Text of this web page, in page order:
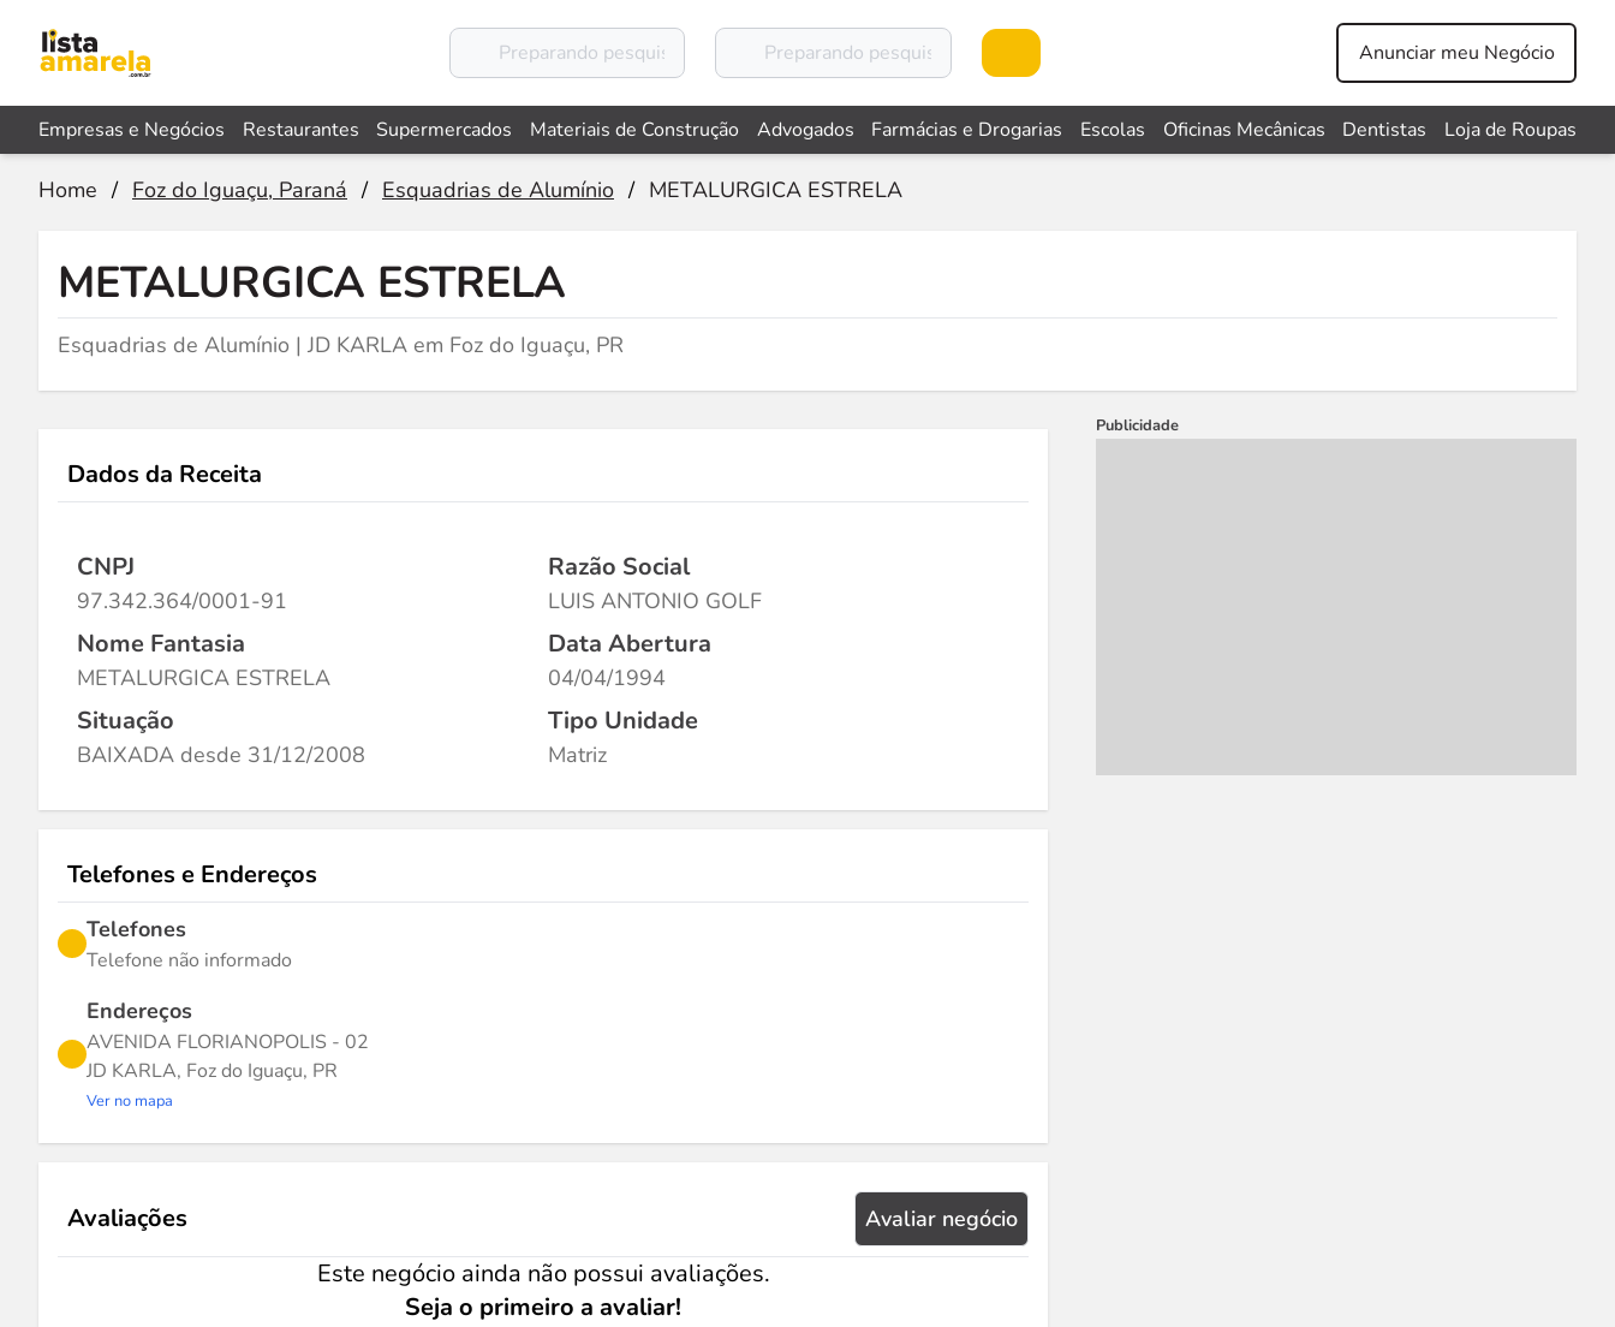
Anunciar meu Negócio
Empresas e Negócios Restaurantes Supermercados Materiais de Construção Advogados Farmácias e Drogarias Escolas Oficinas Mecânicas Dentistas Loja de Roupas
Home / Foz do Iguaçu, Paraná / Esquadrias de Alumínio / METALURGICA ESTRELA
METALURGICA ESTRELA
Esquadrias de Alumínio | JD KARLA em Foz do Iguaçu, PR
Dados da Receita
CNPJ
97.342.364/0001-91
Razão Social
LUIS ANTONIO GOLF
Nome Fantasia
METALURGICA ESTRELA
Data Abertura
04/04/1994
Situação
BAIXADA desde 31/12/2008
Tipo Unidade
Matriz
Telefones e Endereços
Telefones
Telefone não informado
Endereços
AVENIDA FLORIANOPOLIS - 02
JD KARLA, Foz do Iguaçu, PR
Ver no mapa
Avaliações Avaliar negócio
Este negócio ainda não possui avaliações.
Seja o primeiro a avaliar!
Publicidade